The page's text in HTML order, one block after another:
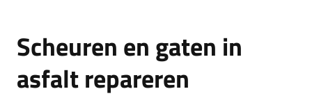
Scheuren en gaten in
asfalt repareren